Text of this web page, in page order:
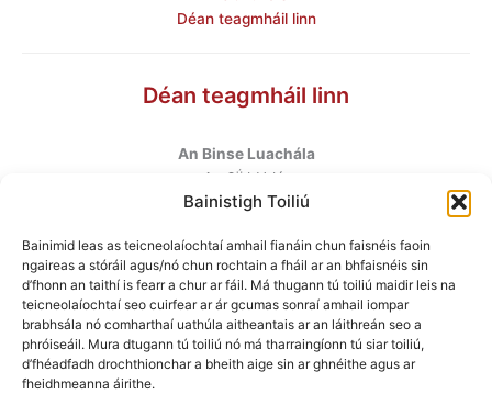
Bainistigh Toiliú
Bainimid leas as teicneolaíochtaí amhail fianáin chun faisnéis faoin
ngaireas a stóráil agus/nó chun rochtain a fháil ar an bhfaisnéis sin
d’fhonn an taithí is fearr a chur ar fáil. Má thugann tú toiliú maidir leis na
teicneolaíochtaí seo cuirfear ar ár gcumas sonraí amhail iompar
brabhsála nó comharthaí uathúla aitheantais ar an láithreán seo a
phróiseáil. Mura dtugann tú toiliú nó má tharraingíonn tú siar toiliú,
d’fhéadfadh drochthionchar a bheith aige sin ar ghnéithe agus ar
fheidhmeanna áirithe.
Déan teagmháil linn
Déan teagmháil linn
An Binse Luachála
An 6úhUrlár
Halla Mhargadh na Feirme
Baile Átha Cliath 7
D07 AEF4
Teileafón: +353 1 6760130
Ríomhphost:info@valuationtribunal.ie